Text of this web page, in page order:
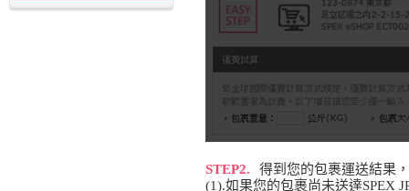
STEP2.
得到您的包裹運送結果
(1).如果您的包裹尚未送達SPEX